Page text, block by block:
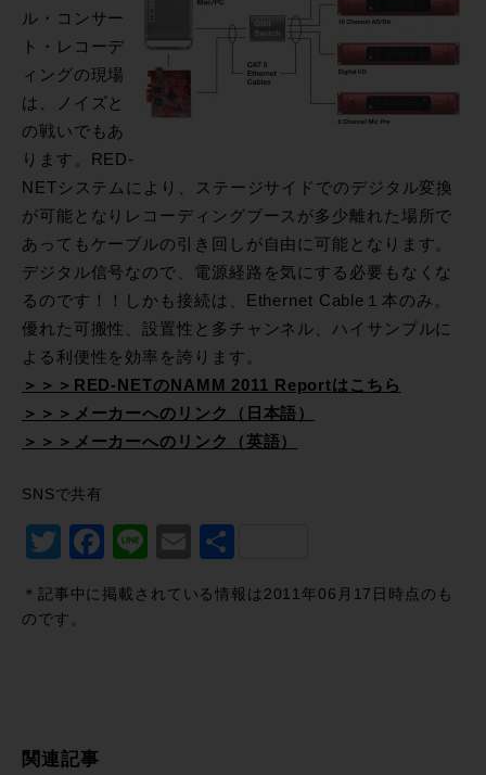
ル・コンサー
ト・レコーデ
ィングの現場
は、ノイズと
の戦いでもあ
ります。RED-
NETシステムにより、ステージサイドでのデジタル変換
が可能となりレコーディングブースが多少離れた場所で
あってもケーブルの引き回しが自由に可能となります。
デジタル信号なので、電源経路を気にする必要もなくな
るのです！！しかも接続は、Ethernet Cable１本のみ。
優れた可搬性、設置性と多チャンネル、ハイサンプルに
よる利便性を効率を誇ります。
＞＞＞RED-NETのNAMM 2011 Reportはこちら
＞＞＞メーカーへのリンク（日本語）
＞＞＞メーカーへのリンク（英語）
SNSで共有
Twitter
Facebook
LineEmail
＊記事中に掲載されている情報は2011年06月17日時点のも
のです。
関連記事